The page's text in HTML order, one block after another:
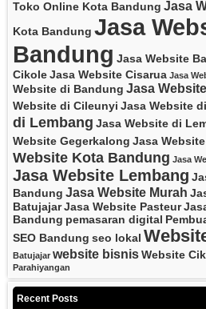
Toko Online Kota Bandung Jasa
Kota Bandung Jasa
Bandung Jasa Website
CikoleJasa Website Cisarua Jasa
Website di Bandung Jasa
Website di Cileunyi Jasa Website
di Lembang Jasa Website di
Website Gegerkalong Jasa
Website Kota Bandung Jasa
Jasa Website Lembang
Bandung Jasa Website Murah
BatujajarJasa Website Pasteur
Bandung pemasaran digital
SEO Bandung seo lokal
Batujajar website bisnisWebsite
Parahiyangan
Recent Posts